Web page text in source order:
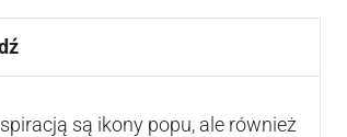
są ikony popu, ale również